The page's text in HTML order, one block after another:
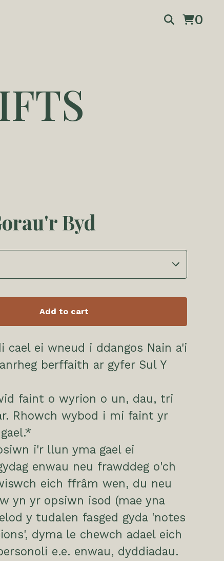
0
Byd
Add to cart
cael ei wneud i ddangos Nain a'i
berffaith ar gyfer Sul Y
faint o wyrion o un, dau, tri
Rhowch wybod i mi faint yr
i'r llun yma gael ei
enwau neu frawddeg o'ch
eich ffrâm wen, du neu
yn yr opsiwn isod (mae yna
y tudalen fasged gyda 'notes
dyma le chewch adael eich
e.e. enwau, dyddiadau.